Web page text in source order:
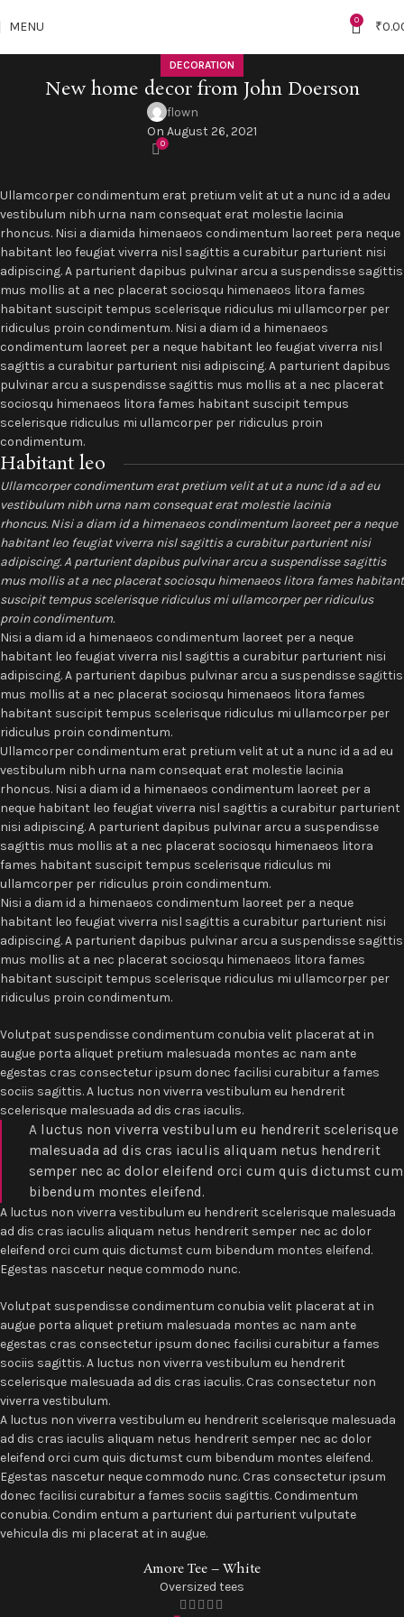
MENU 0 ₹
DECORATION
New home decor from John Doerson
flown
On August 26, 2021
0
Ullamcorper condimentum erat pretium velit at ut a nunc id a adeu
vestibulum nibh urna nam consequat erat molestie lacinia
rhoncus. Nisi a diamida himenaeos condimentum laoreet pera neque
habitant leo feugiat viverra nisl sagittis a curabitur parturient nisi
adipiscing. A parturient dapibus pulvinar arcu a suspendisse sagittis
mus mollis at a nec placerat sociosqu himenaeos litora fames
habitant suscipit tempus scelerisque ridiculus mi ullamcorper per
ridiculus proin condimentum. Nisi a diam id a himenaeos
condimentum laoreet per a neque habitant leo feugiat viverra nisl
sagittis a curabitur parturient nisi adipiscing. A parturient dapibus
pulvinar arcu a suspendisse sagittis mus mollis at a nec placerat
sociosqu himenaeos litora fames habitant suscipit tempus
scelerisque ridiculus mi ullamcorper per ridiculus proin
condimentum.
Habitant leo
Ullamcorper condimentum erat pretium velit at ut a nunc id a ad eu
vestibulum nibh urna nam consequat erat molestie lacinia
rhoncus. Nisi a diam id a himenaeos condimentum laoreet per a neque
habitant leo feugiat viverra nisl sagittis a curabitur parturient nisi
adipiscing. A parturient dapibus pulvinar arcu a suspendisse sagittis
mus mollis at a nec placerat sociosqu himenaeos litora fames habitant
suscipit tempus scelerisque ridiculus mi ullamcorper per ridiculus
proin condimentum.
Nisi a diam id a himenaeos condimentum laoreet per a neque
habitant leo feugiat viverra nisl sagittis a curabitur parturient nisi
adipiscing. A parturient dapibus pulvinar arcu a suspendisse sagittis
mus mollis at a nec placerat sociosqu himenaeos litora fames
habitant suscipit tempus scelerisque ridiculus mi ullamcorper per
ridiculus proin condimentum.
Ullamcorper condimentum erat pretium velit at ut a nunc id a ad eu
vestibulum nibh urna nam consequat erat molestie lacinia
rhoncus. Nisi a diam id a himenaeos condimentum laoreet per a
neque habitant leo feugiat viverra nisl sagittis a curabitur parturient
nisi adipiscing. A parturient dapibus pulvinar arcu a suspendisse
sagittis mus mollis at a nec placerat sociosqu himenaeos litora
fames habitant suscipit tempus scelerisque ridiculus mi
ullamcorper per ridiculus proin condimentum.
Nisi a diam id a himenaeos condimentum laoreet per a neque
habitant leo feugiat viverra nisl sagittis a curabitur parturient nisi
adipiscing. A parturient dapibus pulvinar arcu a suspendisse sagittis
mus mollis at a nec placerat sociosqu himenaeos litora fames
habitant suscipit tempus scelerisque ridiculus mi ullamcorper per
ridiculus proin condimentum.
Volutpat suspendisse condimentum conubia velit placerat at in
augue porta aliquet pretium malesuada montes ac nam ante
egestas cras consectetur ipsum donec facilisi curabitur a fames
sociis sagittis. A luctus non viverra vestibulum eu hendrerit
scelerisque malesuada ad dis cras iaculis.
A luctus non viverra vestibulum eu hendrerit scelerisque
malesuada ad dis cras iaculis aliquam netus hendrerit
semper nec ac dolor eleifend orci cum quis dictumst cum
bibendum montes eleifend.
A luctus non viverra vestibulum eu hendrerit scelerisque malesuada
ad dis cras iaculis aliquam netus hendrerit semper nec ac dolor
eleifend orci cum quis dictumst cum bibendum montes eleifend.
Egestas nascetur neque commodo nunc.
Volutpat suspendisse condimentum conubia velit placerat at in
augue porta aliquet pretium malesuada montes ac nam ante
egestas cras consectetur ipsum donec facilisi curabitur a fames
sociis sagittis. A luctus non viverra vestibulum eu hendrerit
scelerisque malesuada ad dis cras iaculis. Cras consectetur non
viverra vestibulum.
A luctus non viverra vestibulum eu hendrerit scelerisque malesuada
ad dis cras iaculis aliquam netus hendrerit semper nec ac dolor
eleifend orci cum quis dictumst cum bibendum montes eleifend.
Egestas nascetur neque commodo nunc. Cras consectetur ipsum
donec facilisi curabitur a fames sociis sagittis. Condimentum
conubia. Condim entum a parturient dui parturient vulputate
vehicula dis mi placerat at in augue.
Amore Tee – White
Oversized tees